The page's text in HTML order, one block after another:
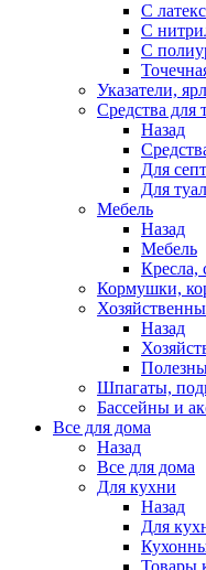
С
С
С
Указатели,
Средства для
Назад
Для
Для
Мебель
Назад
Мебель
Кресла,
Кормушки,
Назад
Шпагаты,
Бассейны и
Все для дома
Назад
Все для дома
Для кухни
Назад
Для
Товары